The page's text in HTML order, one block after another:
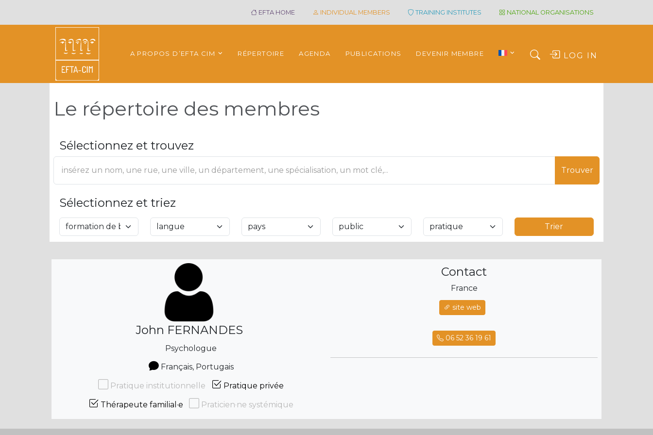
EFTA HOME INDIVIDUAL MEMBERS TRAINING INSTITUTES NATIONAL ORGANISATIONS
A PROPOS D’EFTA CIM RÉPERTOIRE AGENDA PUBLICATIONS DEVENIR MEMBRE LOG IN
Le répertoire des membres
Sélectionnez et trouvez
Trouver
Sélectionnez et triez
Trier
John FERNANDES
Psychologue
Français, Portugais
Pratique institutionnelle Pratique privée
Thérapeute familial·e Praticien·ne systémique
Contact
France
site web
06 52 36 19 61